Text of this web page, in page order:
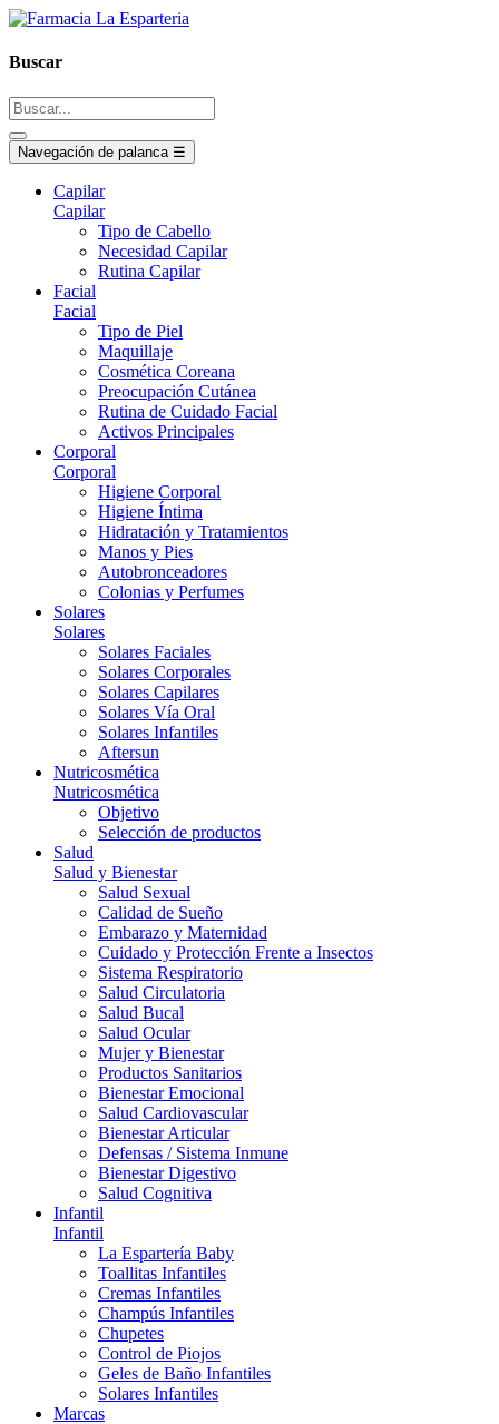
Buscar
Navegación de palanca ☰
Capilar
Capilar
Tipo de Cabello
Necesidad Capilar
Rutina Capilar
Facial
Facial
Tipo de Piel
Maquillaje
Cosmética Coreana
Preocupación Cutánea
Rutina de Cuidado Facial
Activos Principales
Corporal
Corporal
Higiene Corporal
Higiene Íntima
Hidratación y Tratamientos
Manos y Pies
Autobronceadores
Colonias y Perfumes
Solares
Solares
Solares Faciales
Solares Corporales
Solares Capilares
Solares Vía Oral
Solares Infantiles
Aftersun
Nutricosmética
Nutricosmética
Objetivo
Selección de productos
Salud
Salud y Bienestar
Salud Sexual
Calidad de Sueño
Embarazo y Maternidad
Cuidado y Protección Frente a Insectos
Sistema Respiratorio
Salud Circulatoria
Salud Bucal
Salud Ocular
Mujer y Bienestar
Productos Sanitarios
Bienestar Emocional
Salud Cardiovascular
Bienestar Articular
Defensas / Sistema Inmune
Bienestar Digestivo
Salud Cognitiva
Infantil
Infantil
La Espartería Baby
Toallitas Infantiles
Cremas Infantiles
Champús Infantiles
Chupetes
Control de Piojos
Geles de Baño Infantiles
Solares Infantiles
Marcas